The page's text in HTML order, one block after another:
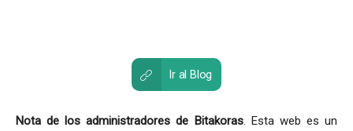
Ir al Blog
Nota de los administradores de Bitakoras. Esta web es un